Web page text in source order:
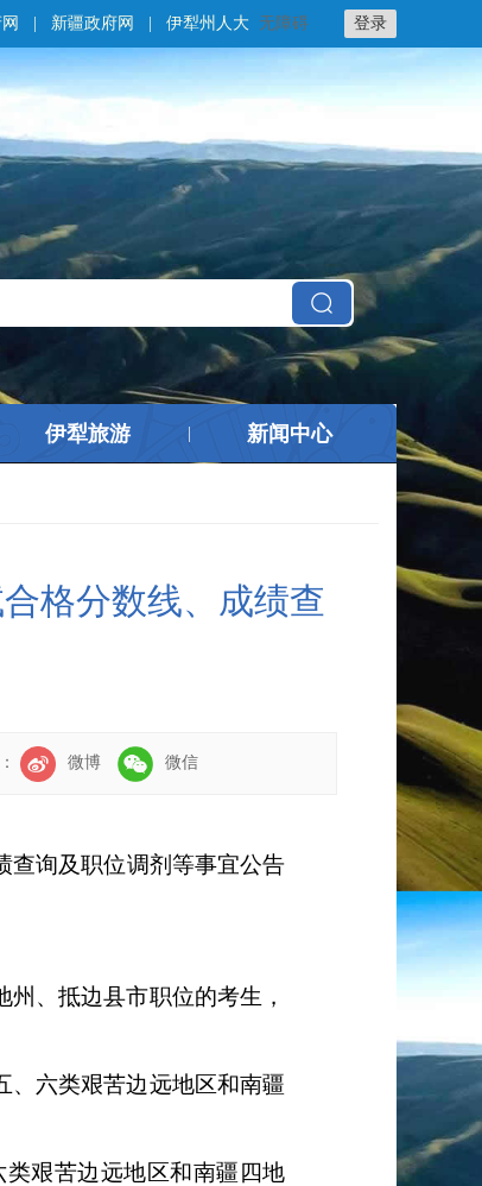
登录
无障碍
新疆政府网 伊犁州人大
伊犁旅游 新闻中心
格分数线、成绩查
微博 微信
查询及职位调剂等事宜公告
、抵边县市职位的考生，
、六类艰苦边远地区和南疆
艰苦边远地区和南疆四地